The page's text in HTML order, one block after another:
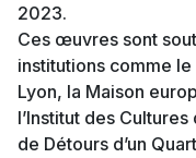
2023.
Ces œuvres sont
institutions comme
Lyon, la Maison
l’Institut des
de Détours d’un